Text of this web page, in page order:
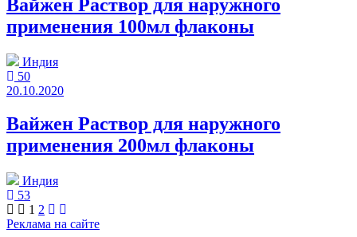
Вайжен Раствор для наружного
применения 100мл флаконы
Индия
50
20.10.2020
Вайжен Раствор для наружного
применения 200мл флаконы
Индия
53
1 2
Реклама на сайте